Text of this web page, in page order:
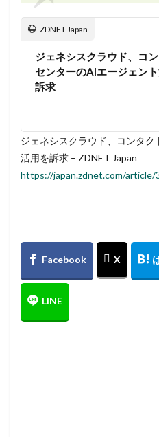
ZDNET Japan
ジェネシスクラウド、コ
センターのAIエージェン
訴求
ジェネシスクラウド、コンタ
活用を訴求 – ZDNET Japan
https://japan.zdnet.com/article/